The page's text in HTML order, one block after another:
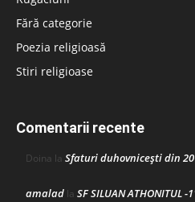
Fără categorie
Poezia religioasă
Stiri religioase
Comentarii recente
Doina la Sfaturi duhovnicești din
amalad la SF SILUAN ATHONITUL -